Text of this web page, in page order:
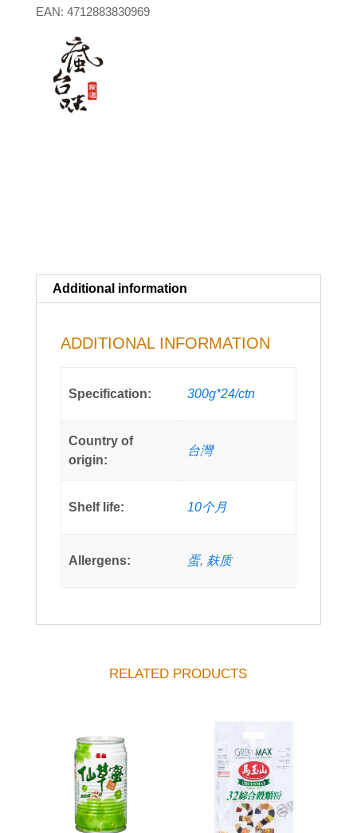
瑪
EAN: 4712883830969
Additional information
ADDITIONAL INFORMATION
Specification: 300g*24/ctn
Country of
origin:
台灣
Shelf life: 10个月
Allergens: 蛋, 麸质
RELATED PRODUCTS